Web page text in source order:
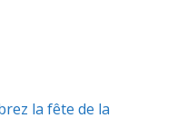
la fête de la